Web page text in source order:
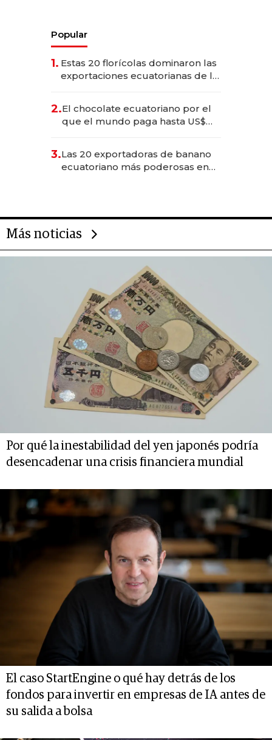
Popular
1. Estas 20 florícolas dominaron las
exportaciones ecuatorianas de la
2.El chocolate ecuatoriano por el
que el mundo paga hasta US$
3.Las 20 exportadoras de banano
ecuatoriano más poderosas en
Más noticias
Por qué la inestabilidad del yen japonés podría
desencadenar una crisis financiera mundial
El caso StartEngine o qué hay detrás de los
fondos para invertir en empresas de IA antes de
su salida a bolsa